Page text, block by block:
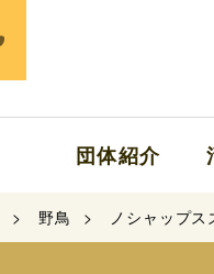
団体紹介
野鳥 ノシャップス